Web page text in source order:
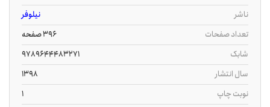
ناشر
نیلوفر
تعداد صفحات
396 صفحه
شابک
9789644483271
سال انتشار
1398
نوبت چاپ
1